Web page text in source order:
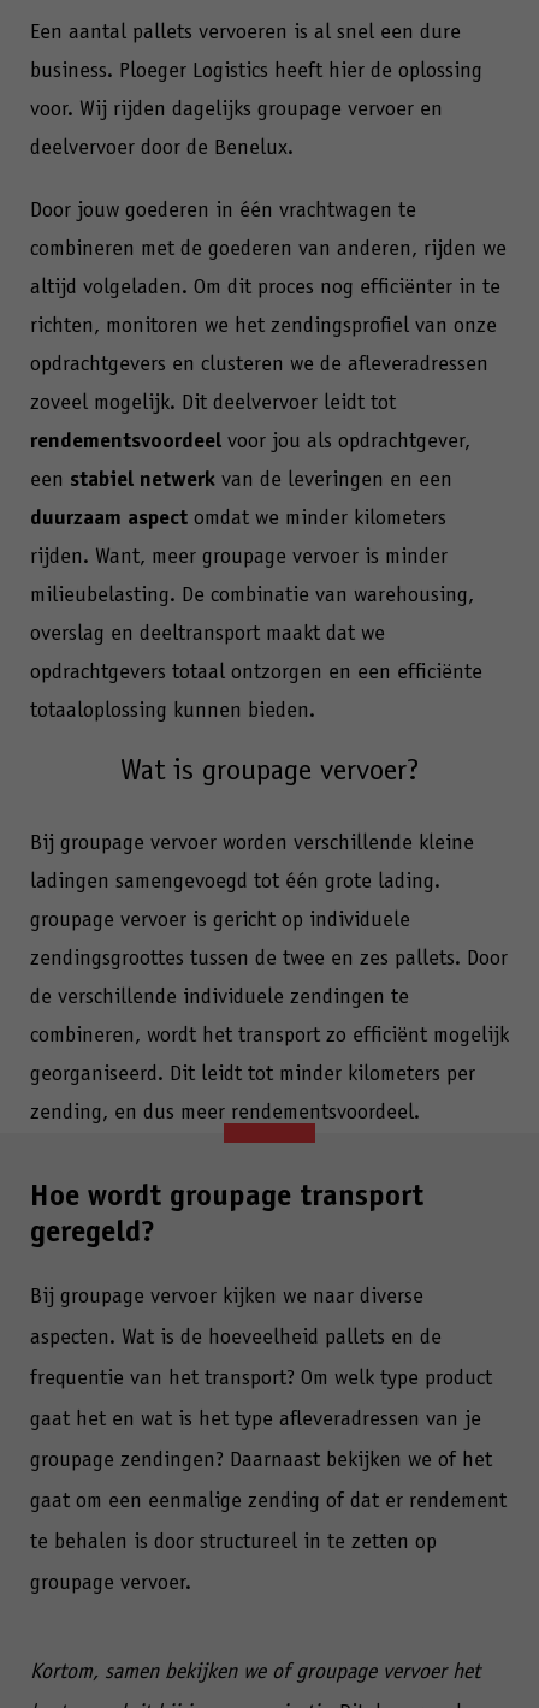
Een aantal pallets vervoeren is al snel een dure
business. Ploeger Logistics heeft hier de oplossing
voor. Wij rijden dagelijks groupage vervoer en
deelvervoer door de Benelux.
Door jouw goederen in één vrachtwagen te
combineren met de goederen van anderen, rijden we
altijd volgeladen. Om dit proces nog efficiënter in te
richten, monitoren we het zendingsprofiel van onze
opdrachtgevers en clusteren we de afleveradressen
zoveel mogelijk. Dit deelvervoer leidt tot
rendementsvoordeel voor jou als opdrachtgever,
een stabiel netwerk van de leveringen en een
duurzaam aspect omdat we minder kilometers
rijden. Want, meer groupage vervoer is minder
milieubelasting. De combinatie van warehousing,
overslag en deeltransport maakt dat we
opdrachtgevers totaal ontzorgen en een efficiënte
totaaloplossing kunnen bieden.
Wat is groupage vervoer?
Bij groupage vervoer worden verschillende kleine
ladingen samengevoegd tot één grote lading.
groupage vervoer is gericht op individuele
zendingsgroottes tussen de twee en zes pallets. Door
de verschillende individuele zendingen te
combineren, wordt het transport zo efficiënt mogelijk
georganiseerd. Dit leidt tot minder kilometers per
zending, en dus meer rendementsvoordeel.
Hoe wordt groupage transport
geregeld?
Bij groupage vervoer kijken we naar diverse
aspecten. Wat is de hoeveelheid pallets en de
frequentie van het transport? Om welk type product
gaat het en wat is het type afleveradressen van je
groupage zendingen? Daarnaast bekijken we of het
gaat om een eenmalige zending of dat er rendement
te behalen is door structureel in te zetten op
groupage vervoer.
Kortom, samen bekijken we of groupage vervoer het